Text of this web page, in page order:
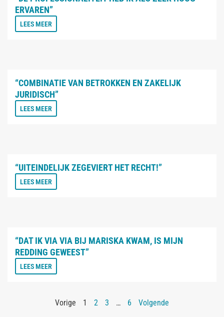
ERVAREN”
LEES MEER
“COMBINATIE VAN BETROKKEN EN ZAKELIJK
JURIDISCH”
LEES MEER
“UITEINDELIJK ZEGEVIERT HET RECHT!”
LEES MEER
“DAT IK VIA VIA BIJ MARISKA KWAM, IS MIJN
REDDING GEWEEST”
LEES MEER
Vorige 1 2 3 … 6 Volgende